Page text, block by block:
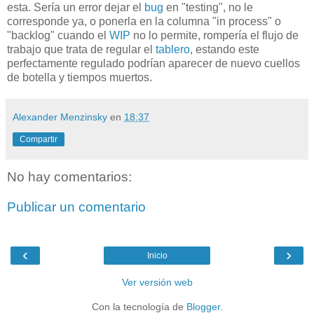
esta. Sería un error dejar el bug en "testing", no le
corresponde ya, o ponerla en la columna "in process" o
"backlog" cuando el WIP no lo permite, rompería el flujo de
trabajo que trata de regular el tablero, estando este
perfectamente regulado podrían aparecer de nuevo cuellos
de botella y tiempos muertos.
Alexander Menzinsky en 18:37
Compartir
No hay comentarios:
Publicar un comentario
‹ ›
Inicio
Ver versión web
Con la tecnología de Blogger.